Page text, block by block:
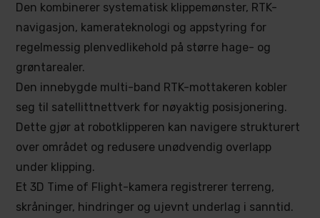
Den kombinerer systematisk klippemønster, RTK-
navigasjon, kamerateknologi og appstyring for
regelmessig plenvedlikehold på større hage- og
grøntarealer.
Den innebygde multi-band RTK-mottakeren kobler
seg til satellittnettverk for nøyaktig posisjonering.
Dette gjør at robotklipperen kan navigere strukturert
over området og redusere unødvendig overlapp
under klipping.
Et 3D Time of Flight-kamera registrerer terreng,
skråninger, hindringer og ujevnt underlag i sanntid.